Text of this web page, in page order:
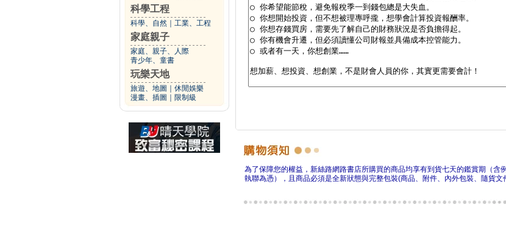
科學工程
科學、自然 工業、工程
家庭親子
家庭、親子、人際
青少年、童書
玩樂天地
旅遊、地圖
休閒娛樂
漫畫、插圖
限制級
為了保障您的權益，新絲路網路書店所購買的商品均享有到貨七天的鑑賞期（含
執聯為憑），且商品必須是全新狀態與完整包裝(商品、附件、內外包裝、隨貨文